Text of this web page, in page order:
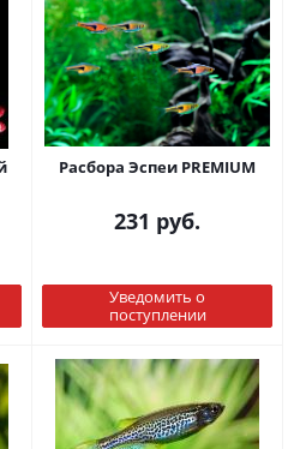
Расбора Эспеи PREMIUM
231 руб.
Уведомить о
поступлении